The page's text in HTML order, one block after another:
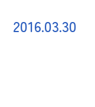
2016.03.30